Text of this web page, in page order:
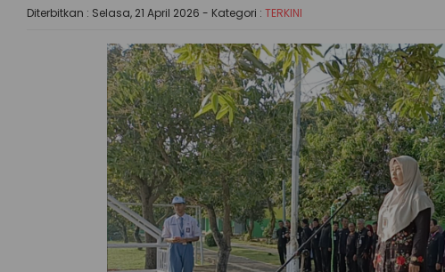
Diterbitkan : Selasa, 21 April 2026 - Kategori : TERKINI